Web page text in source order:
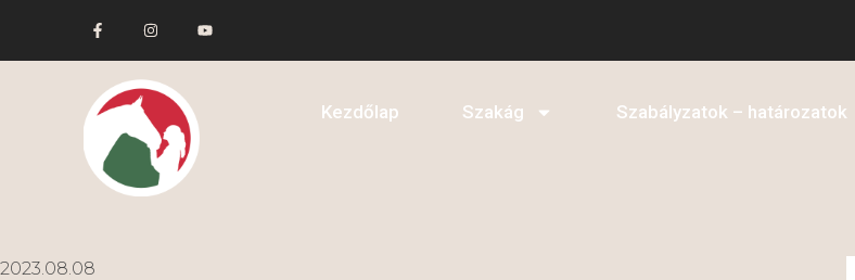
Kezdőlap Szakág Szabályzatok – határozatok
2023.08.08